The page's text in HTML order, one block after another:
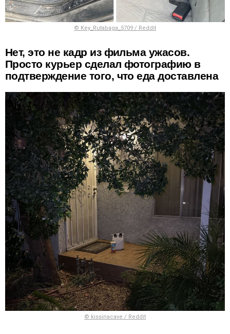
© Key_Rutabaga_5709 / Reddit
Нет, это не кадр из фильма ужасов.
Просто курьер сделал фотографию в
подтверждение того, что еда доставлена
© kissinacave / Reddit